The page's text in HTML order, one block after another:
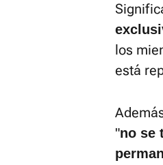
los
está
"no se